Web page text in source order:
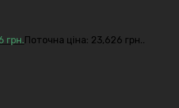
грн.Поточна ціна: 23,626 грн..